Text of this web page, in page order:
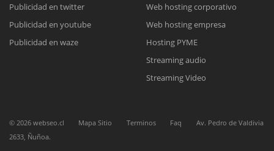
Nuestros ejecutivos le enviarán un correo electrónico con el enlace a
Meet para la reunión online.
Cotización
Chat Online
Todos nuestros ejecutivos están fuera de línea. Complete el formulario
Publicidad en twitter
Publicidad en youtube
Publicidad en waze
Web hosting corporativo
Web hosting empresa
Hosting PYME
Streaming audio
Streaming Video
© 2026 webseo.cl Mapa Sitio Terminos Faq
Av. Pedro de Valdivia
2633, Ñuñoa.